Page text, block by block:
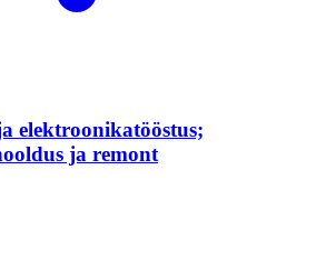
elektroonikatööstus;
ja remont